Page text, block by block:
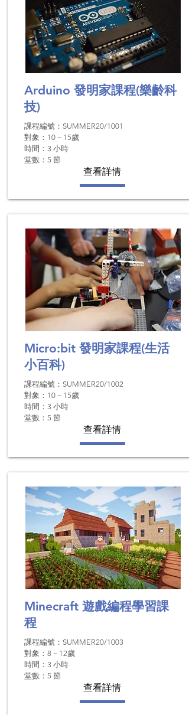
Arduino 發明家課程(樂齡科
技)
課程編號：SUMMER20/1001
對象：10－15歲
時間：​3 小時
堂數：5 節
查看詳情
Micro:bit 發明家課程(生活
小百科)
課程編號：SUMMER20/1002
對象：10－15歲
時間：3 小時
堂數：5 節
查看詳情
Minecraft 遊戲編程學習課
程
課程編號：SUMMER20/1003
對象：8－12歲
時間：​3 小時
堂數：5 節
查看詳情